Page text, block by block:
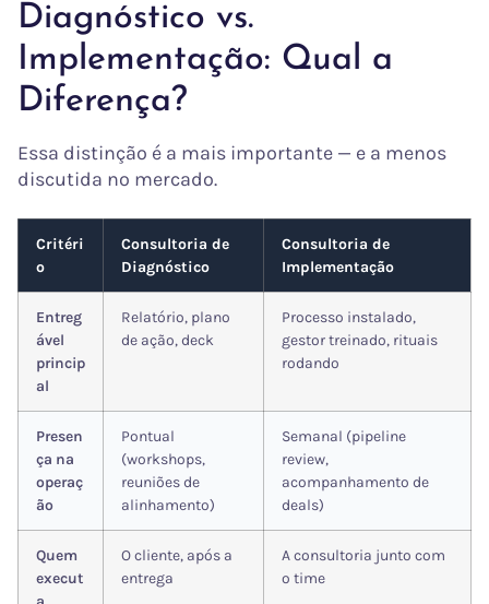
Diagnóstico vs.
Implementação: Qual a
Diferença?
Essa distinção é a mais importante — e a menos
discutida no mercado.
Critéri
o
Consultoria de
Diagnóstico
Consultoria de
Implementação
Entreg
ável
princip
al
Relatório, plano
de ação, deck
Processo instalado,
gestor treinado, rituais
rodando
Presen
ça na
operaç
ão
Pontual
(workshops,
reuniões de
alinhamento)
Semanal (pipeline
review,
acompanhamento de
deals)
Quem
execut
O cliente, após a
entrega
A consultoria junto com
o time